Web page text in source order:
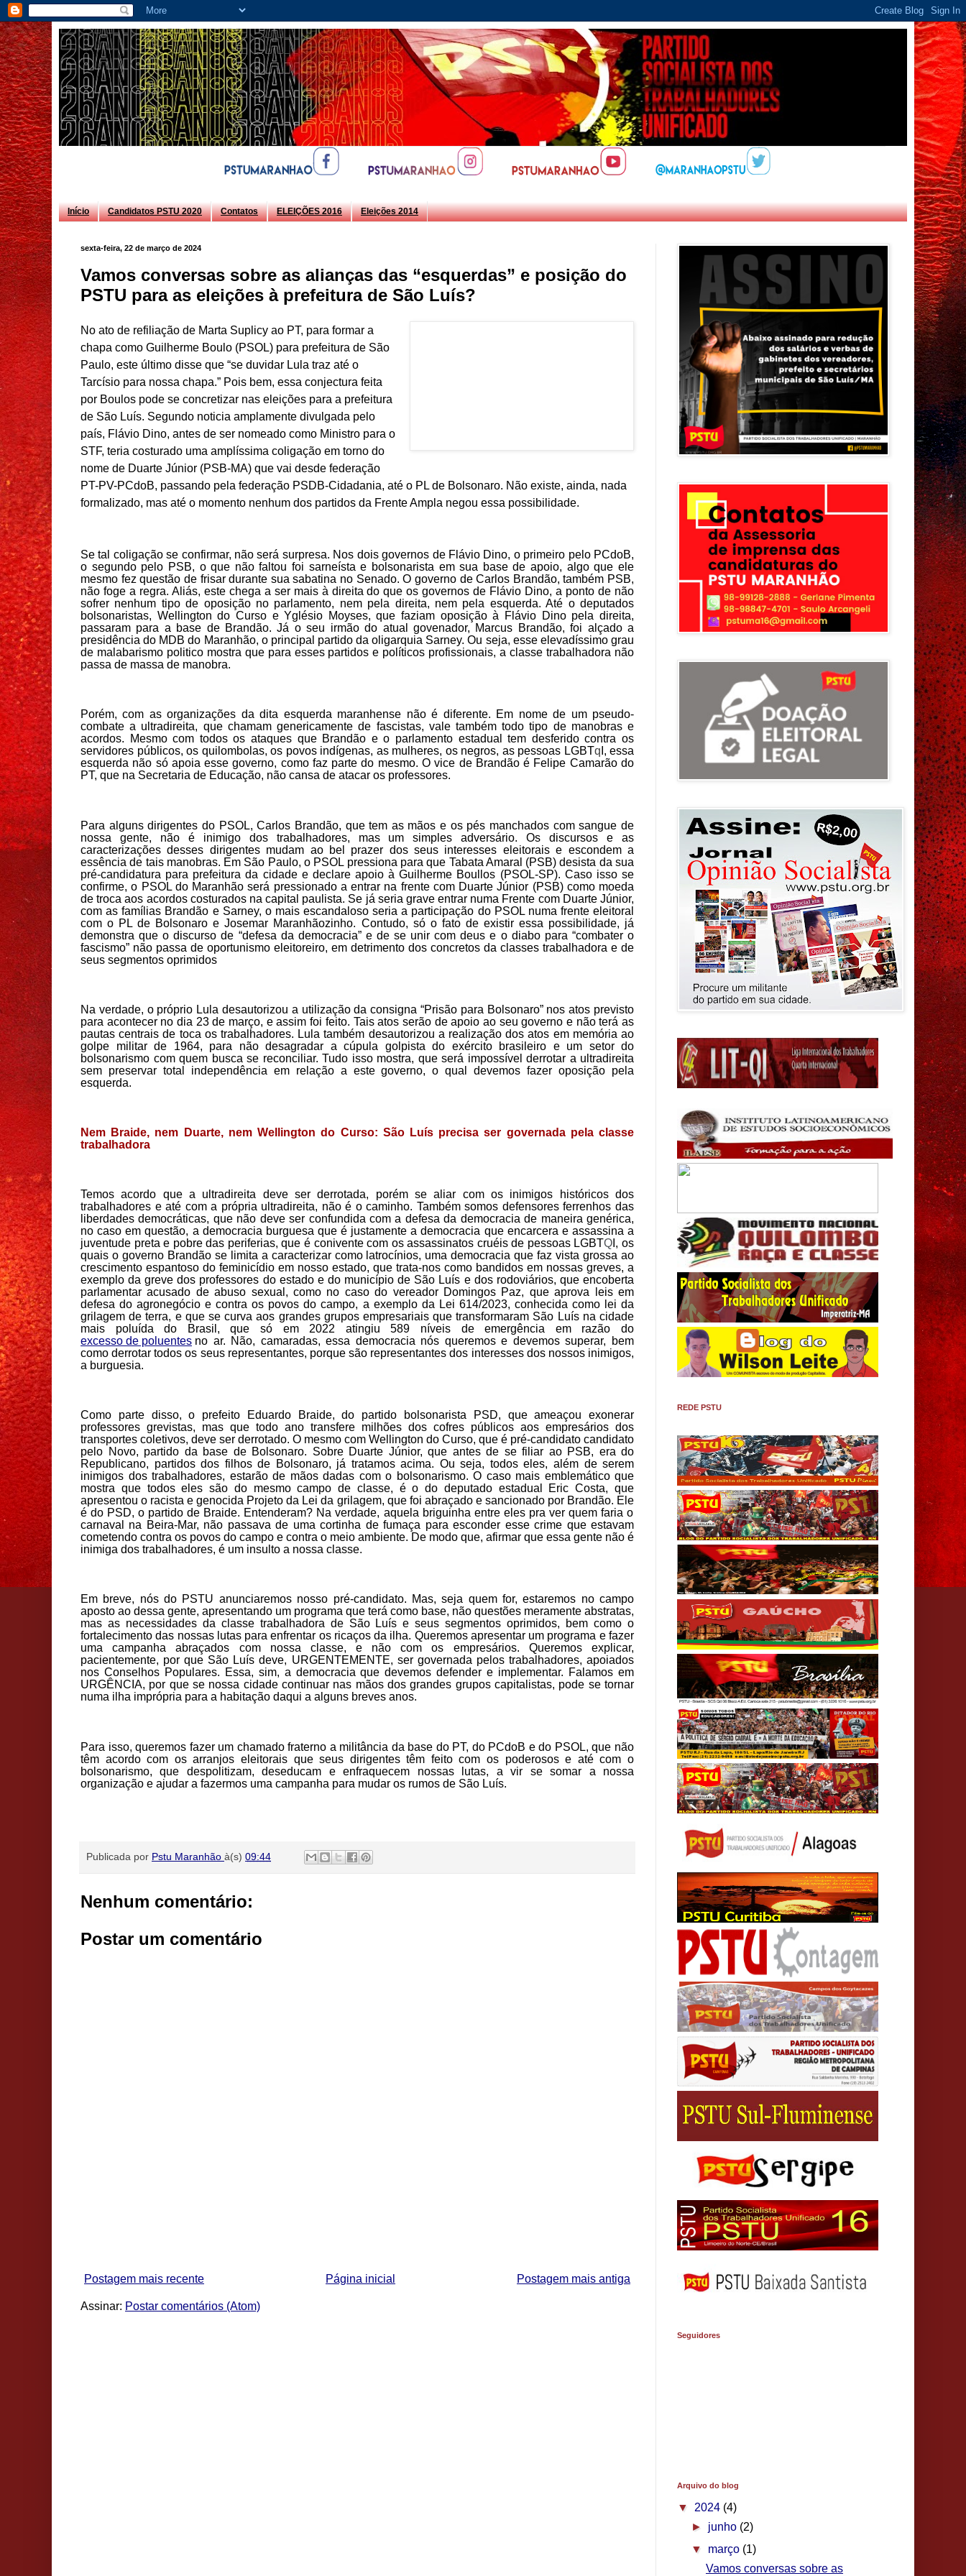
Início Candidatos PSTU 2020 Contatos ELEIÇÕES 2016 Eleições 2014
sexta-feira, 22 de março de 2024
Vamos conversas sobre as alianças das “esquerdas” e posição do
PSTU para as eleições à prefeitura de São Luís?
No ato de refiliação de Marta Suplicy ao PT, para formar a
chapa como Guilherme Boulo (PSOL) para prefeitura de São
Paulo, este último disse que “se duvidar Lula traz até o
Tarcísio para nossa chapa.” Pois bem, essa conjectura feita
por Boulos pode se concretizar nas eleições para a prefeitura
de São Luís. Segundo noticia amplamente divulgada pelo
país, Flávio Dino, antes de ser nomeado como Ministro para o
STF, teria costurado uma amplíssima coligação em torno do
nome de Duarte Júnior (PSB-MA) que vai desde federação
PT-PV-PCdoB, passando pela federação PSDB-Cidadania, até o PL de Bolsonaro. Não existe, ainda, nada
formal izado, mas até o momento nenhum dos partidos da Frente Ampla negou essa possibilidade.
Se tal coligação se confirmar, não será surpresa. Nos dois governos de Flávio Dino, o primeiro pelo PCdoB,
o segundo pelo PSB, o que não faltou foi sarneísta e bolsonarista em sua base de apoio, algo que ele
mesmo fez questão de frisar durante sua sabatina no Senado. O governo de Carlos Brandão, também PSB,
não foge a regra. Aliás, este chega a ser mais à direita do que os governos de Flávio Dino, a ponto de não
sofrer nenhum tipo de oposição no parlamento, nem pela direita, nem pela esquerda. Até o deputados
bolsonaristas, Wellington do Curso e Yglésio Moyses, que faziam oposição à Flávio Dino pela direita,
passaram para a base de Brandão. Já o seu irmão do atual govenador, Marcus Brandão, foi alçado a
presidência do MDB do Maranhão, o principal partido da oligarquia Sarney. Ou seja, esse elevadíssimo grau
de malabarismo politico mostra que para esses partidos e políticos profissionais, a classe trabalhadora não
passa de massa de manobra.
Porém, com as organizações da dita esquerda maranhense não é diferente. Em nome de um pseudo-
combate a ultradireita, que chamam genericamente de fascistas, vale também todo tipo de manobras e
acordos. Mesmo com todos os ataques que Brandão e o parlamento estadual tem desferido contra os
servidores públicos, os quilombolas, os povos indígenas, as mulheres, os negros, as pessoas LGBTq I, essa
esquerda não só apoia esse governo, como faz parte do mesmo. O vice de Brandão é Felipe Camarão do
PT, que na Secretaria de Educação, não cansa de atacar os professores.
Para alguns dirigentes do PSOL, Carlos Brandão, que tem as mãos e os pés manchados com sangue de
nossa gente, não é inimigo dos trabalhadores, mas um simples adversário. Os discursos e as
caracterizações desses dirigentes mudam ao bel prazer dos seus interesses eleitorais e escondem a
essência de tais manobras. Em São Paulo, o PSOL pressiona para que Tabata Amaral (PSB) desista da sua
pré-candidatura para prefeitura da cidade e declare apoio à Guilherme Boullos (PSOL-SP). Caso isso se
confirme, o PSOL do Maranhão será pressionado a entrar na frente com Duarte Júnior (PSB) como moeda
de troca aos acordos costurados na capital paulista. Se já seria grave entrar numa Frente com Duarte Júnior,
com as famílias Brandão e Sarney, o mais escandaloso seria a participação do PSOL numa frente eleitoral
com o PL de Bolsonaro e Josemar Maranhãozinho. Contudo, só o fato de existir essa possibilidade, já
demonstra que o discurso de “defesa da democracia” e de se unir com deus e o diabo para “combater o
fascismo” não passa de oportunismo eleitoreiro, em detrimento dos concretos da classes trabalhadora e de
seus segmentos oprimidos
Na verdade, opróprio Lula desautorizou a utilização da consigna “Prisão para Bolsonaro” nos atos previsto
para acontecer no dia 23de março, e assim foi feito. Taisatos serão de apoio ao seu governoe não terá as
pautas centrais de toca os trabalhadores. Lula também desautorizou a realização dos atos em memória ao
golpe militar de 1964, para não desagradar a cúpula golpista do exército brasileiro e um setor do
bolsonarismo com quem busca se reconciliar. Tudo isso mostra, que será impossível derrotar a ultradireita
sem preservar total independência em relação a estegoverno, o qual devemosfazer oposição pela
esquerda.
Nem Braide, nem Duarte, nem Wellington do Curso: São Luís precisa ser governada pela classe
trabalhadora
Temos acordo que a ultradireita deve ser derrotada, porém se aliar com os inimigos históricos dos
trabalhadores e até com a própria ultradireita, não é o caminho. Também somos defensoresferrenhos das
liberdades democráticas, que não deve ser confundida com a defesa da democracia de maneira genérica,
no caso em questão, a democracia burguesa que é justamente a democracia que encarcera e assassina a
juventude pretae pobredas periferias, que é conivente com os assassinatos cruéis de pessoas LGBTQ I, os
quais o governo Brandão se limita a caracterizar como latrocínios, uma democracia quefaz vista grossa ao
crescimento espantoso do feminicídio em nosso estado, que trata-nos como bandidos em nossas greves, a
exemplo da greve dos professores do estado e do município de São Luís e dos rodoviários, que encoberta
parlamentar acusado de abuso sexual, como no caso do vereador Domingos Paz, queaprova leis em
defesa do agronegócioe contra os povos do campo, a exemplo da Lei 614/2023, conhecida como leida
grilagemde terra, e que se curva aos grandes grupos empresariais que transformaram São Luís na cidade
mais poluída do Brasil, que só em 2022 atingiu 589 níveis de emergência em razão do
excesso de poluentes no ar. Não, camaradas, essa democracia nós queremos e devemos superar,
bem
comoderrotar todosos seus representantes, porque são representantes dos interesses dos nossos inimigos,
a burguesia.
Como parte disso, o prefeito Eduardo Braide,do partido bolsonarista PSD, que ameaçou exonerar
professores grevistas, mas que todo ano transfere milhões dos cofres públicos aos empresários dos
transportes coletivos, deve ser derrotado. O mesmo com Wellington do Curso, que é pré-candidato candidato
pelo Novo, partido da base de Bolsonaro. Sobre Duarte Júnior, que antes de se filiar ao PSB, era do
Republicano, partidos dos filhos de Bolsonaro, já tratamos acima. Ou seja, todos eles, além de serem
inimigos dos trabalhadores, estarão de mãos dadas com o bolsonarismo. O caso mais emblemático que
mostra que todos eles são do mesmo campo de classe, é odo deputado estadual Eric Costa,que
apresentou o racista e genocida Projeto da Lei da grilagem, que foi abraçado e sancionado por Brandão. Ele
é do PSD, o partido de Braide. Entenderam? Na verdade, aquela briguinha entre eles pra ver quem faria o
carnaval na Beira-Mar, não passava de uma cortinha de fumaça para esconder esse crime que estavam
cometendo contra os povos do campo e contra o meio ambiente. De modo que, afirmar que essa gente não é
inimiga dos trabalhadores, é um insulto a nossa classe.
Em breve, nós do PSTU anunciaremos nosso pré-candidato. Mas, seja quem for, estaremos no campo
aposto ao dessa gente, apresentando um programa que terá como base, não questões meramente abstratas,
mas as necessidades da classe trabalhadora de São Luís e seus segmentos oprimidos, bem como o
fortalecimento das nossas lutas para enfrentar os ricaços da ilha. Queremos apresentar um programa e fazer
uma campanha abraçados com nossa classe, e não com os empresários. Queremos explicar,
pacientemente, por que São Luís deve, URGENTEMENTE, ser governada pelos trabalhadores, apoiados
nos Conselhos Populares. Essa, sim, a democracia que devemos defender e implementar. Falamos em
URGÊNCIA, por que se nossa cidade continuar nas mãos dos grandes grupos capitalistas, pode se tornar
numa ilha imprópria para a habitação daqui a alguns breves anos.
Para isso, queremos fazer um chamado fraterno a militância da base do PT, do PCdoB e do PSOL, que não
têm acordo com os arranjos eleitorais que seus dirigentes têm feito com os poderosos e até com o
bolsonarismo, que despolitizam, deseducam e enfraquecem nossas lutas, a vir se somar a nossa
organização e ajudar a fazermos uma campanha para mudar os rumos de São Luís.
Publicada por Pstu Maranhão à(s) 09:44
Nenhum comentário:
Postar um comentário
Postagem mais recente Postagem mais antiga
Página inicial
Assinar: Postar comentários (Atom)
REDE PSTU
Seguidores
Arquivo do blog
▼ 2024 (4)
► junho (2)
▼ março (1)
Vamos conversas sobre as